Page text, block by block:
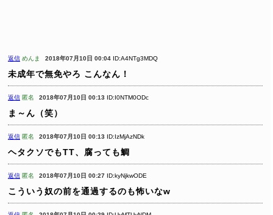
返信 めんま 2018年07月10日 00:04 ID:A4NTg3MDQ
未成年で無免やろ こんなん！
返信 匿名 2018年07月10日 00:13 ID:I0NTM0ODc
ま～ん（笑）
返信 匿名 2018年07月10日 00:13 ID:IzMjAzNDk
ヘタクソでもTT、腐っても鯛
返信 匿名 2018年07月10日 00:27 ID:kyNjkwODE
こういう奴の前を通過するのも怖いなw